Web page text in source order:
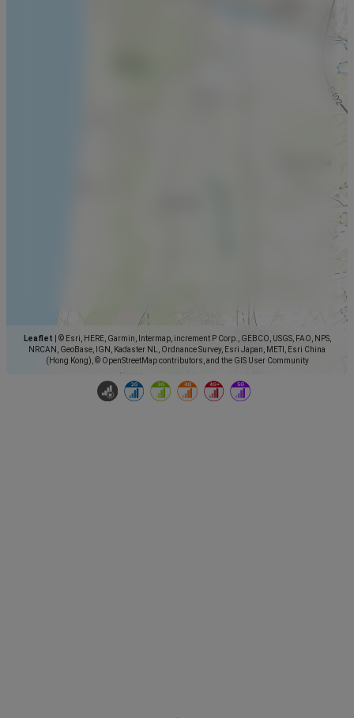
Leaflet
© Esri, HERE, Garmin, Intermap, increment P Corp., GEBCO, USGS, FAO, NPS,
NRCAN, GeoBase, IGN, Kadaster NL, Ordnance Survey, Esri Japan, METI, Esri China
(Hong Kong), © OpenStreetMap contributors, and the GIS User Community